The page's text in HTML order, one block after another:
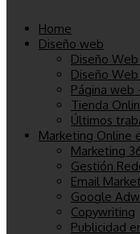
Home
Diseño web
Diseño
Diseño
Página web
Tienda
Últimos
Marketing Online
Marketing
Gestión
Email
Google
Copywriting
Publicidad